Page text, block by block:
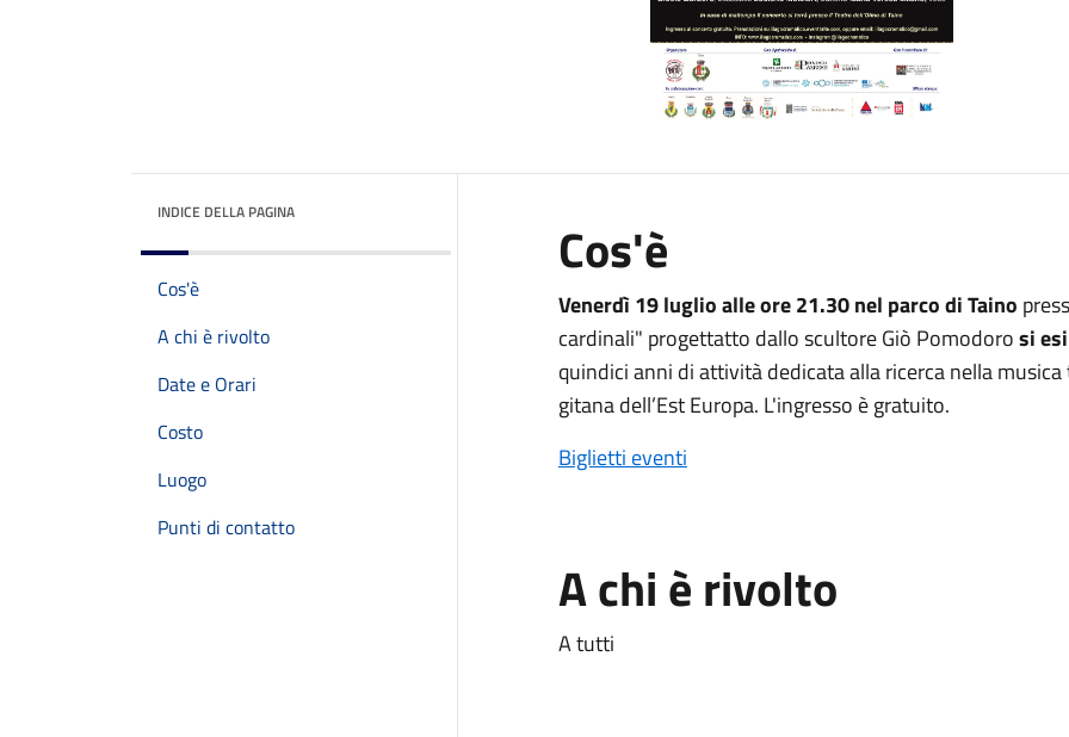
INDICE DELLA PAGINA
Cos'è
A chi è rivolto
Date e Orari
Costo
Luogo
Punti di contatto
Cos'è
Venerdì 19 luglio alle ore 21.30 nel parco di Taino
cardinali" progettatto dallo scultore Giò Pomodorosi
quindici anni di attività dedicata alla ricerca nella
gitana dell’Est Europa. L'ingresso è gratuito.
Biglietti eventi
A chi è rivolto
A tutti